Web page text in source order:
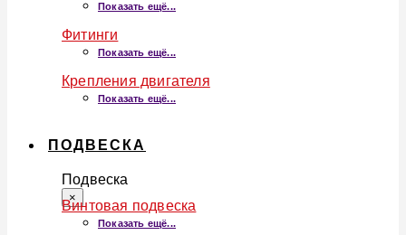
Показать ещё...
Фитинги
Показать ещё...
Крепления двигателя
Показать ещё...
ПОДВЕСКА
Подвеска
×
Винтовая подвеска
Показать ещё...